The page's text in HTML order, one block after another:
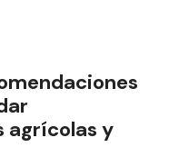
agrícolas y